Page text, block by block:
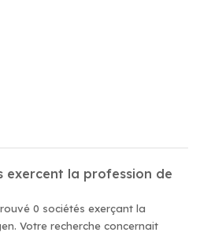
exercent la profession de
0 sociétés exerçant la
Votre recherche concernait